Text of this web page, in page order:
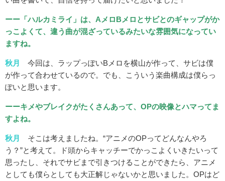
ーー「ハルカミライ」は、AメロBメロとサビとのギャップがか
っこよくて、違う曲が混ざっているみたいな雰囲気になってい
ますね。
秋月
今回は、ラップっぽいBメロを横山が作って、サビは僕
が作って合わせているので。でも、こういう楽曲構成は僕らっ
ぽいと思います。
ーーキメやブレイクがたくさんあって、OPの映像とハマってま
すよね。
秋月
そこは考えましたね。“アニメのOPってどんなんやろ
う？”と考えて。ド頭からキャッチーでかっこよくいきたいって
思ったし、それでサビまで引きつけることができたら、アニメ
としても僕らとしても大正解じゃないかと思いました。OPはど